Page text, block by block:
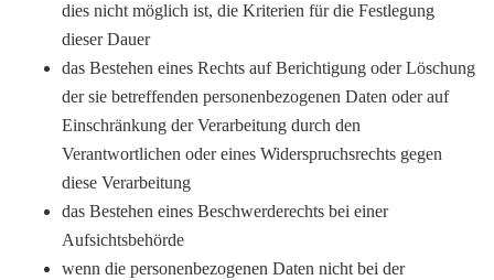
dies nicht möglich ist, die Kriterien für die Festlegung
dieser Dauer
das Bestehen eines Rechts auf Berichtigung oder Löschung
der sie betreffenden personenbezogenen Daten oder auf
Einschränkung der Verarbeitung durch den
Verantwortlichen oder eines Widerspruchsrechts gegen
diese Verarbeitung
das Bestehen eines Beschwerderechts bei einer
Aufsichtsbehörde
wenn die personenbezogenen Daten nicht bei der